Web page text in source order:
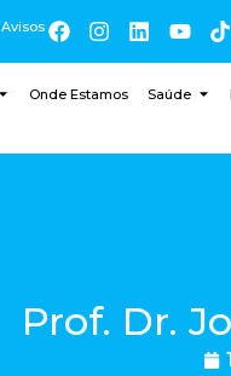
Avisos
Onde Estamos Saúde
Prof. Dr.